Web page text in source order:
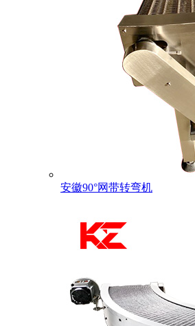
安徽90°网带转弯机